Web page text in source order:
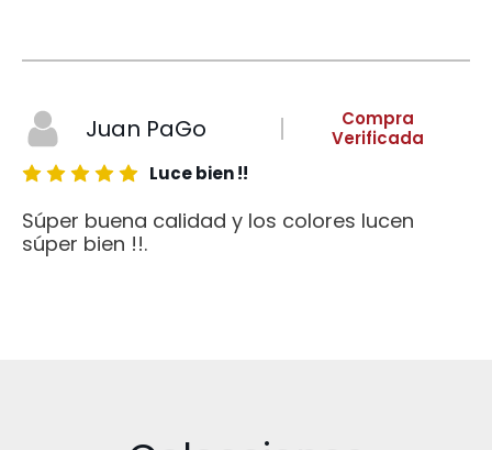
Juan PaGo
Compra
Verificada
Luce bien !!
Súper buena calidad y los colores lucen
súper bien !!.